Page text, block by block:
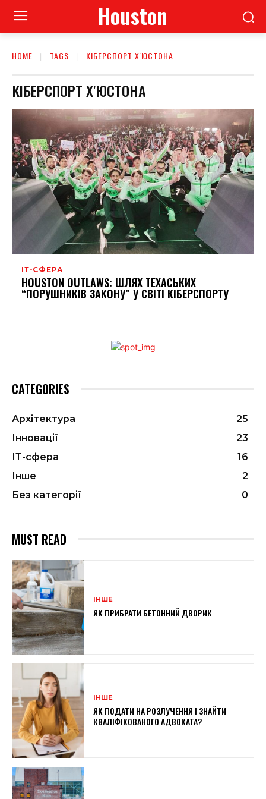
Houston
HOME TAGS КІБЕРСПОРТ Х'ЮСТОНА
КІБЕРСПОРТ Х'ЮСТОНА
ІТ-СФЕРА
HOUSTON OUTLAWS: ШЛЯХ ТЕХАСЬКИХ
“ПОРУШНИКІВ ЗАКОНУ” У СВІТІ КІБЕРСПОРТУ​
CATEGORIES
Архітектура
25
Інновації
23
ІТ-сфера
16
Інше
2
Без категорії
0
MUST READ
ІНШЕ
ЯК ПРИБРАТИ БЕТОННИЙ ДВОРИК
ІНШЕ
ЯК ПОДАТИ НА РОЗЛУЧЕННЯ І ЗНАЙТИ
КВАЛІФІКОВАНОГО АДВОКАТА?